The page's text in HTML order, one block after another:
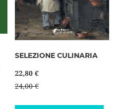
SELEZIONE CULINARIA
22,80 €
24,00 €